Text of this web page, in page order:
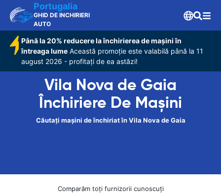
Portugalia
GHID DE INCHIRIERI
AUTO
Până la 20% reducere la închirierea de mașini în
întreaga lume Această promoție este valabilă până la 11
august 2026 - profitați de ea astăzi!
Vila Nova de Gaia
Închiriere De Maşini
Căutați mașini de închiriat în Vila Nova de Gaia
Comparăm toți furnizorii cunoscuți